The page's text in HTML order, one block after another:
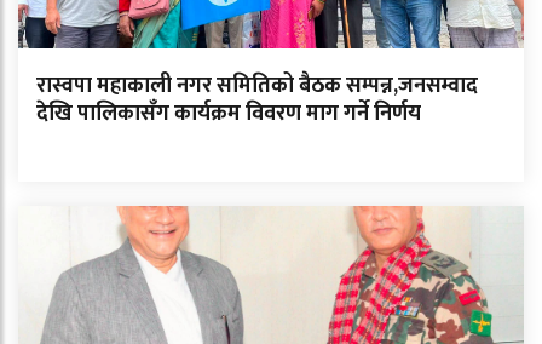
रास्वपा महाकाली नगर समितिको बैठक सम्पन्न,जनसम्वाद
देखि पालिकासँग कार्यक्रम विवरण माग गर्ने निर्णय